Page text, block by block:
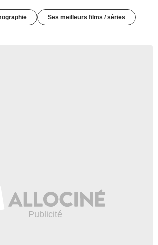
Ses meilleurs films / séries